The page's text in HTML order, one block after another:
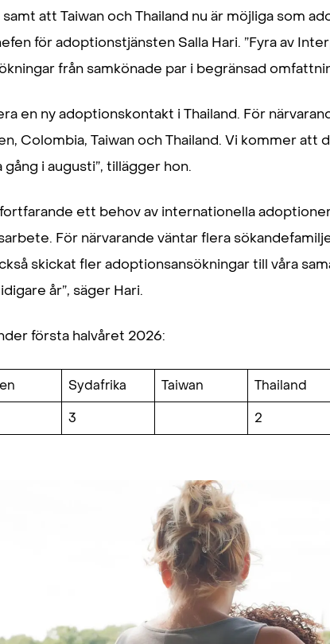
att Taiwan och Thailand nu är möjliga som
för adoptionstjänsten Salla Hari. ”Fyra av
från samkönade par i begränsad
en ny adoptionskontakt i Thailand. För
Colombia, Taiwan och Thailand. Vi kommer att
i augusti”, tillägger hon.
ett behov av internationella
För närvarande väntar flera
skickat fler adoptionsansökningar till våra
år”, säger Hari.
första halvåret 2026:
Sydafrika Taiwan Thailand
3 2